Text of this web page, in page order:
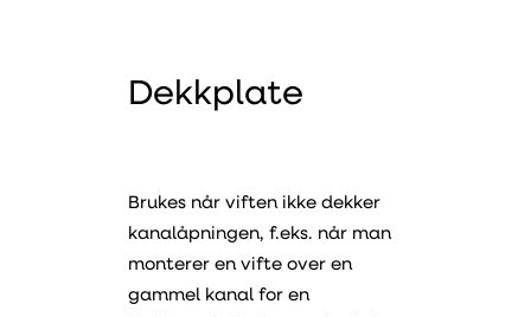
Dekkplate
Brukes når viften ikke dekker
kanalåpningen, f.eks. når man
monterer en vifte over en
gammel kanal for en